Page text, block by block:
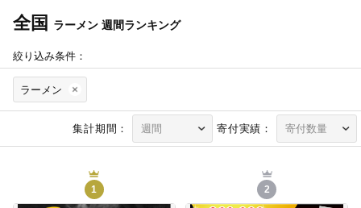
全国 ラーメン 週間ランキング
絞り込み条件：
ラーメン
集計期間： 寄付実績：
1 2